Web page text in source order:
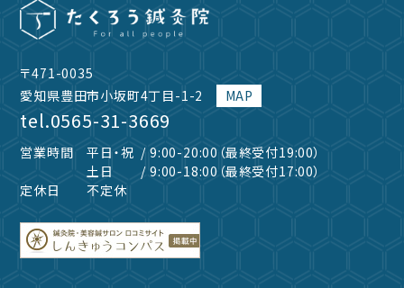
〒471-0035
愛知県豊田市小坂町4丁目-1-2
MAP
tel.0565-31-3669
営業時間 平日・祝 / 9:00-20:00（最終受付19:00）
土日
/ 9:00-18:00（最終受付17:00）
定休日
不定休